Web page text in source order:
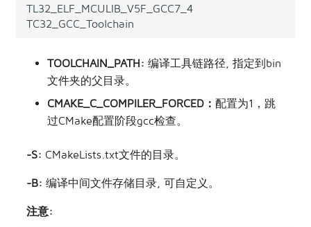
TL32_ELF_MCULIB_V5F_GCC7_4
TC32_GCC_Toolchain
TOOLCHAIN_PATH: 编译工具链路径, 指定到bin
文件夹的父目录。
CMAKE_C_COMPILER_FORCED：配置为1，跳
过CMake配置阶段gcc检查。
-S: CMakeLists.txt文件的目录。
-B: 编译中间文件存储目录, 可自定义。
注意: